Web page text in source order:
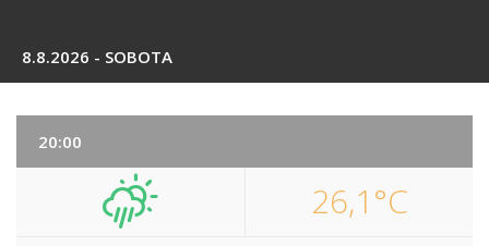
8.8.2026 - SOBOTA
20:00
26,1°C